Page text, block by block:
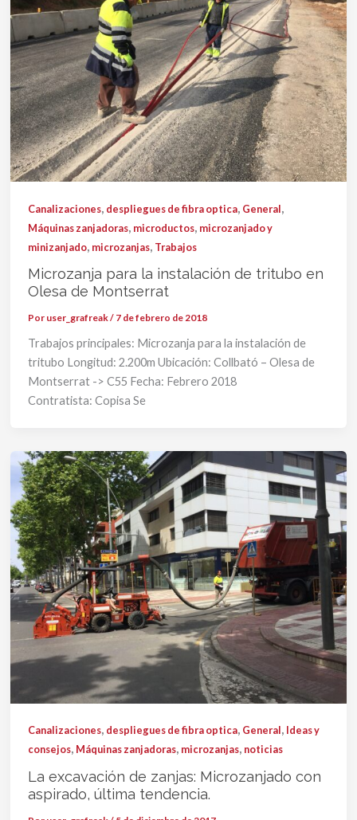
Canalizaciones, despliegues de fibra optica, General,
Máquinas zanjadoras, microductos, microzanjado y
minizanjado, microzanjas, Trabajos
Microzanja para la instalación de tritubo en
Olesa de Montserrat
Por user_grafreak/ 7 de febrero de 2018
Trabajos principales: Microzanja para la instalación de
tritubo Longitud: 2.200m Ubicación: Collbató – Olesa de
Montserrat -> C55 Fecha: Febrero 2018
Contratista: Copisa Se
Canalizaciones, despliegues de fibra optica, General, Ideas y
consejos, Máquinas zanjadoras, microzanjas, noticias
La excavación de zanjas: Microzanjado con
aspirado, última tendencia.